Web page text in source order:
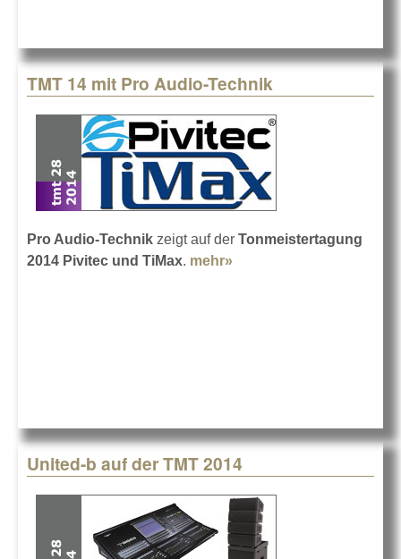
TMT 14 mit Pro Audio-Technik
Pro Audio-Technik zeigt auf der Tonmeistertagung
2014 Pivitec und TiMax. mehr»
United-b auf der TMT 2014